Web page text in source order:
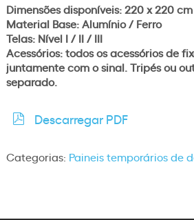
Dimensões disponíveis: 220 x 220 cm
Material Base: Alumínio / Ferro
Telas: Nível I / II / III
Acessórios: todos os acessórios de
juntamente com o sinal. Tripés ou
separado.
Descarregar PDF
Categorias: Paineis temporários de